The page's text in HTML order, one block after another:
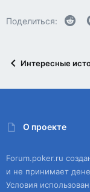
Поделиться:
Интересные
О проекте
Forum.poker.ru
и не принимает
Условия